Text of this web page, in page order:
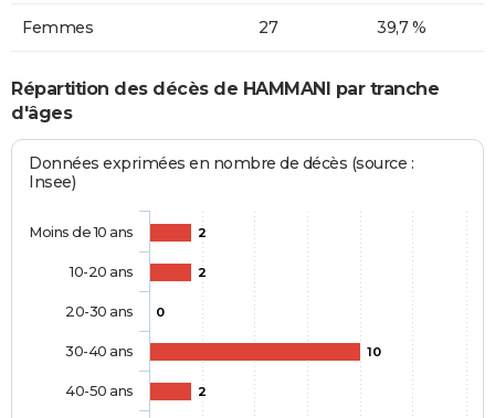
Femmes 27 39,7 %
Répartition des décès de HAMMANI par tranche
d'âges
Données exprimées en nombre de décès (source :
Insee)
2
2
0
10
2
Moins de 10 ans
10-20 ans
20-30 ans
30-40 ans
40-50 ans